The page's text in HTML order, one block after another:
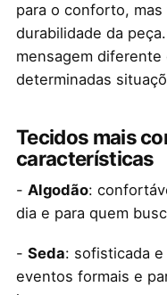
para o conforto,
durabilidade da
mensagem diferente
determinadas
Tecidos mais
características
- Algodão:
dia e para quem
- Seda: sofisticada
eventos formais e